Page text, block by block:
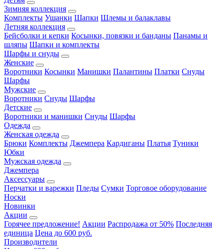
Зимняя коллекция
Комплекты Ушанки Шапки Шлемы и балаклавы
Летняя коллекция
Бейсболки и кепки Косынки, повязки и банданы Панамы и
шляпы Шапки и комплекты
Шарфы и снуды
Женские
Воротники Косынки Манишки Палантины Платки Снуды
Шарфы
Мужские
Воротники Снуды Шарфы
Детские
Воротники и манишки Снуды Шарфы
Одежда
Женская одежда
Брюки Комплекты Джемпера Кардиганы Платья Туники
Юбки
Мужская одежда
Джемпера
Аксессуары
Перчатки и варежки Пледы Сумки Торговое оборудование
Носки
Новинки
Акции
Горячее предложение! Акции Распродажа от 50% Последняя
единица Цена до 600 руб.
Производители